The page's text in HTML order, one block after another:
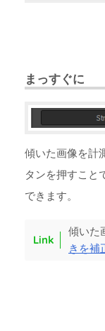
まっすぐに
傾いた画像を計
タンを押すこと
できます。
傾いた
きを補